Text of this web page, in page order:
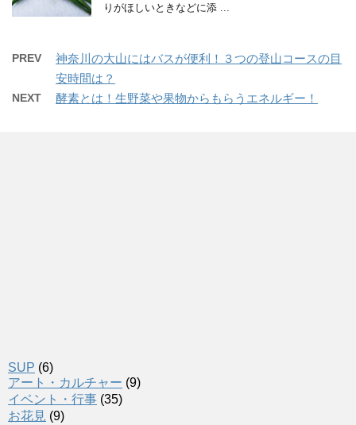
りがほしいときなどに添 ...
PREV
神奈川の大山にはバスが便利！３つの登山コースの目
安時間は？
NEXT 酵素とは！生野菜や果物からもらうエネルギー！
SUP (6)
アート・カルチャー (9)
イベント・行事 (35)
お花見 (9)